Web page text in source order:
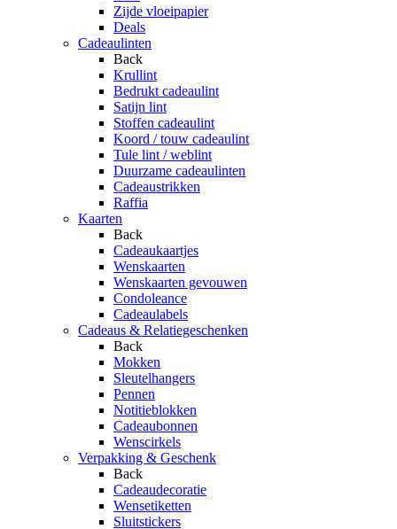
Zijde vloeipapier
Deals
Cadeaulinten
Back
Krullint
Bedrukt cadeaulint
Satijn lint
Stoffen cadeaulint
Koord / touw cadeaulint
Tule lint / weblint
Duurzame cadeaulinten
Cadeaustrikken
Raffia
Kaarten
Back
Cadeaukaartjes
Wenskaarten
Wenskaarten gevouwen
Condoleance
Cadeaulabels
Cadeaus & Relatiegeschenken
Back
Mokken
Sleutelhangers
Pennen
Notitieblokken
Cadeaubonnen
Wenscirkels
Verpakking & Geschenk
Back
Cadeaudecoratie
Wensetiketten
Sluitstickers